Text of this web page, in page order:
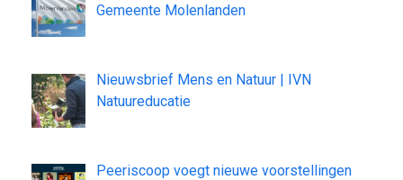
Gemeente Molenlanden
Nieuwsbrief Mens en Natuur | IVN
Natuureducatie
Peeriscoop voegt nieuwe voorstellingen